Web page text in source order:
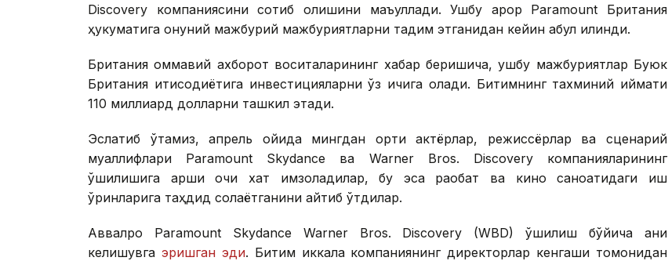
Discovery компаниясини сотиб олишини маъқуллади. Ушбу қарор Paramount Британия
ҳукуматига қонуний мажбурий мажбуриятларни тақдим этганидан кейин қабул қилинди.
Британия оммавий ахборот воситаларининг хабар беришича, ушбу мажбуриятлар Буюк
Британия иқтисодиётига инвестицияларни ўз ичига олади. Битимнинг тахминий қиймати
110 миллиард долларни ташкил этади.
Эслатиб ўтамиз, апрель ойида мингдан ортиқ актёрлар, режиссёрлар ва сценарий
муаллифлари Paramount Skydance ва Warner Bros. Discovery компанияларининг
қўшилишига қарши очиқ хат имзоладилар, бу эса рақобат ва кино саноатидаги иш
ўринларига таҳдид солаётганини айтиб ўтдилар.
Аввалроқ Paramount Skydance Warner Bros. Discovery (WBD) қўшилиш бўйича аниқ
келишувга эришган эди. Битим иккала компаниянинг директорлар кенгаши томонидан